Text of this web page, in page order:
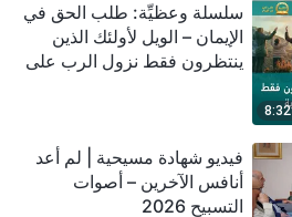
8:32
سلسلة وعظيِّة: طلب الحق في
الإيمان – الويل لأولئك الذين
ينتظرون فقط نزول الرب على
فيديو شهادة مسيحية | لم أعد
أنافس الآخرين – أصوات
التسبيح 2026